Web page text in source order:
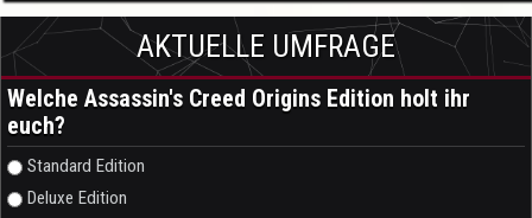
AKTUELLE UMFRAGE
Welche Assassin's Creed Origins Edition holt ihr
euch?
Auswahlmöglichkeiten
Standard Edition
Deluxe Edition